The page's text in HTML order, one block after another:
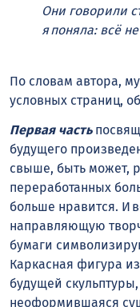
Они говорили
я поняла: всё
По словам автора,
условных страниц,
Первая часть
будущего
свыше, быть может,
переработанных
больше нравится. И
направляющую
бумаги
Каркасная фигура
будущей
неоформившаяся